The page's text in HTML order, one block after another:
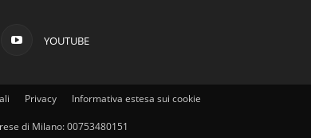
YOUTUBE
Privacy Informativa estesa sui cookie
di Milano: 00753480151